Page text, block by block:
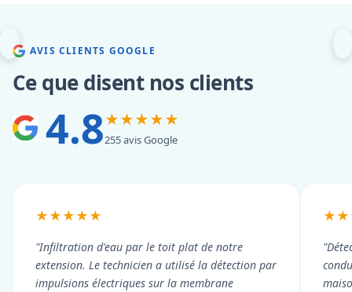
AVIS CLIENTS GOOGLE
Ce que disent nos clients
4.8★★★★★
255 avis Google
★★★★★
"Infiltration d'eau par le toit plat de notre
extension. Le technicien a utilisé la détection par
impulsions électriques sur la membrane